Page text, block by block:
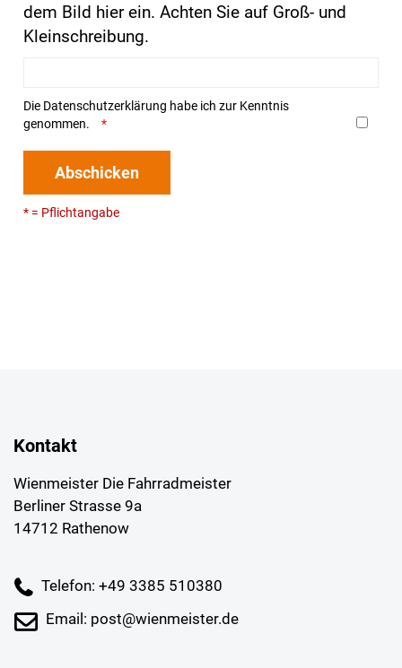
dem Bild hier ein. Achten Sie auf Groß- und
Kleinschreibung.
Die Datenschutzerklärung habe ich zur Kenntnis
genommen.
Abschicken
* = Pflichtangabe
Kontakt
Wienmeister Die Fahrradmeister
Berliner Strasse 9a
14712 Rathenow
Telefon: +49 3385 510380
Email: post@wienmeister.de